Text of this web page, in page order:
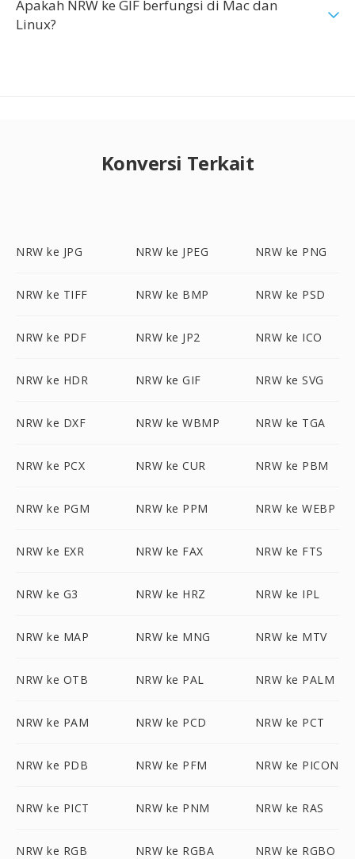
Apakah NRW ke GIF berfungsi di Mac dan
Linux?
Konversi Terkait
NRW ke JPG NRW ke JPEG NRW ke PNG
NRW ke TIFF NRW ke BMP NRW ke PSD
NRW ke PDF NRW ke JP2 NRW ke ICO
NRW ke HDR NRW ke GIF NRW ke SVG
NRW ke DXF NRW ke WBMP NRW ke TGA
NRW ke PCX NRW ke CUR NRW ke PBM
NRW ke PGM NRW ke PPM NRW ke WEBP
NRW ke EXR NRW ke FAX NRW ke FTS
NRW ke G3 NRW ke HRZ NRW ke IPL
NRW ke MAP NRW ke MNG NRW ke MTV
NRW ke OTB NRW ke PAL NRW ke PALM
NRW ke PAM NRW ke PCD NRW ke PCT
NRW ke PDB NRW ke PFM NRW ke PICON
NRW ke PICT NRW ke PNM NRW ke RAS
NRW ke RGB NRW ke RGBA NRW ke RGBO